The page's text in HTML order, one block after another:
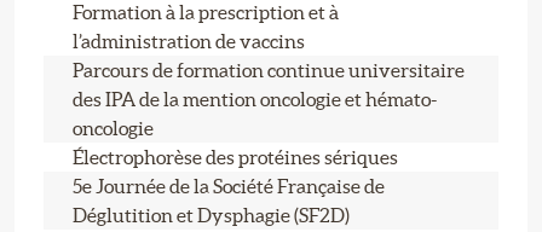
Formation à la prescription et à
l’administration de vaccins
Parcours de formation continue universitaire
des IPA de la mention oncologie et hémato-
oncologie
Électrophorèse des protéines sériques
5e Journée de la Société Française de
Déglutition et Dysphagie (SF2D)